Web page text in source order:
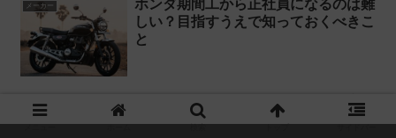
メーカー
ホンダ期間工から正社員になるのは難
しい？目指すうえで知っておくべきこ
と
メーカー
アドヴィックス期間工の魅力は？実際
に働いた人の口コミを紹介